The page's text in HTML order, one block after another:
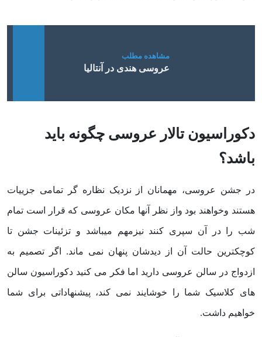
عروسی هندی در آنتالیا
دکوراسیون تالار عروسی چگونه باید
باشد؟
در جشن عروسی، مهمانان از نزدیک نظاره گر تمامی جزییات
هستند وخواهند بود واز نظر آنها مکان عروسی که قرار است تمام
شب را در آن سپری کنند نیزمهم میباشد و تزئینات جشن تا
کوچکترین حالت آن از دیدشان پنهان نمی ماند. اگر تصمیم به
ازدواج در سالن عروسی دارید اما فکر می کنید دکوراسیون سالن
های کلاسیک شما را خوشایند نمی کند، پیشنهاداتی برای شما
خواهیم داشت.